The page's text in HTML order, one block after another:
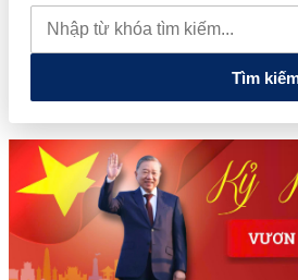
lao dốc mất mốc 100.000 đồng/kg
thái phát triển, nâng tầm kinh tế tư nhân
Tìm